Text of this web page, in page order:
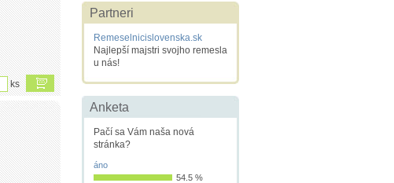
ks
Partneri
Remeselnicislovenska.sk
Najlepší majstri svojho remesla
u nás!
Anketa
Pačí sa Vám naša nová
stránka?
áno
54.5 %